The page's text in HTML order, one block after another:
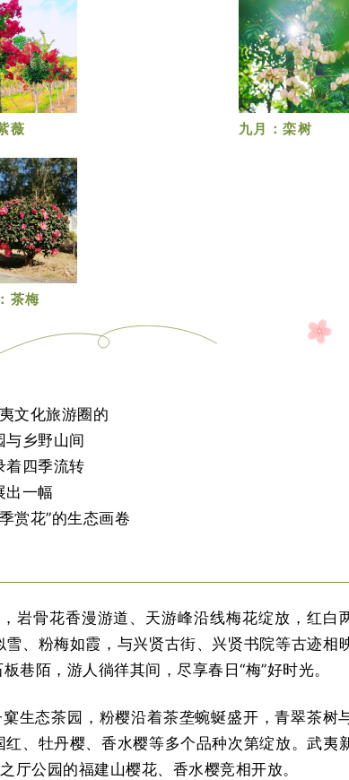
薇 九月：栾树
茶梅
文化旅游圈的
与乡野山间
着四季流转
出一幅
赏花”的生态画卷
岩骨花香漫游道、天游峰沿线梅花绽放，红白
、粉梅如霞，与兴贤古街、兴贤书院等古迹相
巷陌，游人徜徉其间，尽享春日“梅”好时光。
生态茶园，粉樱沿着茶垄蜿蜒盛开，青翠茶树
、牡丹樱、香水樱等多个品种次第绽放。武夷
厅公园的福建山樱花、香水樱竞相开放。